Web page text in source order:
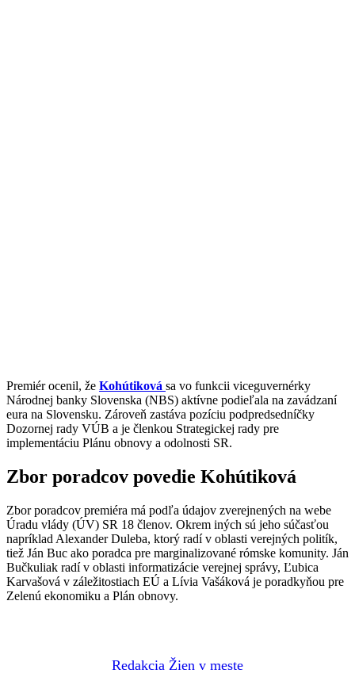
Premiér ocenil, že Kohútiková sa vo funkcii viceguvernérky
Národnej banky Slovenska (NBS) aktívne podieľala na zavádzaní
eura na Slovensku. Zároveň zastáva pozíciu podpredsedníčky
Dozornej rady VÚB a je členkou Strategickej rady pre
implementáciu Plánu obnovy a odolnosti SR.
Zbor poradcov povedie Kohútiková
Zbor poradcov premiéra má podľa údajov zverejnených na webe
Úradu vlády (ÚV) SR 18 členov. Okrem iných sú jeho súčasťou
napríklad Alexander Duleba, ktorý radí v oblasti verejných politík,
tiež Ján Buc ako poradca pre marginalizované rómske komunity. Ján
Bučkuliak radí v oblasti informatizácie verejnej správy, Ľubica
Karvašová v záležitostiach EÚ a Lívia Vašáková je poradkyňou pre
Zelenú ekonomiku a Plán obnovy.
Redakcia Žien v meste